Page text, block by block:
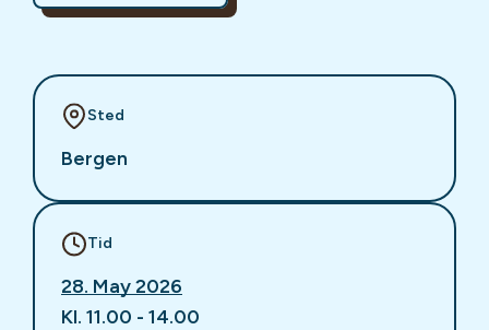
Sted
Bergen
Tid
28. May 2026
Kl. 11.00 - 14.00